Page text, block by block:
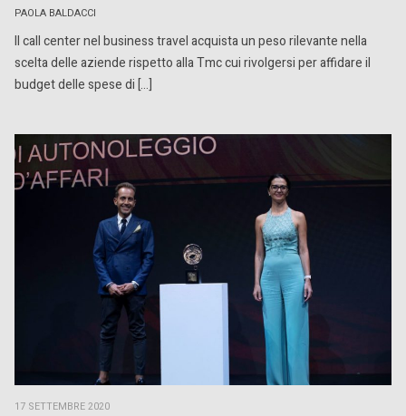
PAOLA BALDACCI
Il call center nel business travel acquista un peso rilevante nella
scelta delle aziende rispetto alla Tmc cui rivolgersi per affidare il
budget delle spese di […]
17 SETTEMBRE 2020